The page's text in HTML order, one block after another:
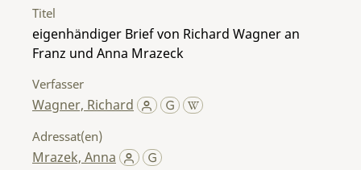
Titel
eigenhändiger Brief von Richard Wagner an
Franz und Anna Mrazeck
Verfasser
Wagner, Richard
Adressat(en)
Mrazek, Anna